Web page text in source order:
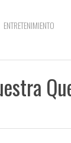
ENTRETENIMIENTO